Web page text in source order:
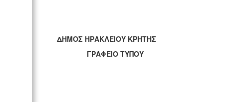
ΔΗΜΟΣ ΗΡΑΚΛΕΙΟΥ ΚΡΗΤΗΣ
ΓΡΑΦΕΙΟ ΤΥΠΟΥ